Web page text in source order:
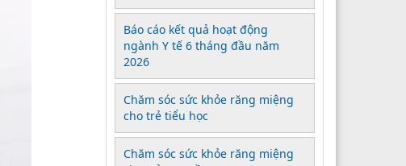
Báo cáo kết quả hoạt động
ngành Y tế 6 tháng đầu năm
2026
Chăm sóc sức khỏe răng miệng
cho trẻ tiểu học
Chăm sóc sức khỏe răng miệng